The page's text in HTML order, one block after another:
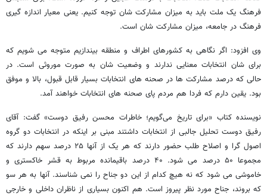
فرهنگ یک ملت باید به میزان مشارکت شان توجه کنیم. یعنی معیار اندازه گیری
فرهنگ در جامعه، میزان مشارکت شان است.
وی افزود: اگر نگاهی به کشورهای اطراف و منطقه بیندازیم متوجه می شویم که
برای شان انتخابات معنایی ندارند و وضعیت شان به صورت موروثی است. در
حالی که درصد مشارکت ها در صحنه های انتخابات بسیار قابل قبول، بالا و موفق
بود. یقین دارم که فردا هم مردم پای صحنه های انتخابات خواهند آمد.
نویسنده کتاب «برای تاریخ می‌گویم؛ خاطرات محسن رفیق دوست» گفت: آقای
رفیق دوست تحلیل جالبی از انتخابات داشتند مبنی بر اینکه در انتخابات دو گروه
اصول گرا و اصلاح طلب حضور دارند که هر یک از آنها ۲۵ درصد سهم دارند که
مجموعا ۵۰ درصد می شود. ۴۰ درصد باقیمانده مربوط به قشر خاکستری و
خاموشی می شود که نه هیچ کدام از این دو جناح را نمی شناسند. آنها به هر سو
که بروند، جناح مورد نظر پیروز است. هم اکنون بسیاری از ناظران داخلی و خارجی